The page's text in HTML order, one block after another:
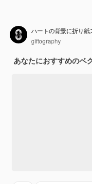
ハートの背景に折り紙
giftography
あなたにおすすめのベ